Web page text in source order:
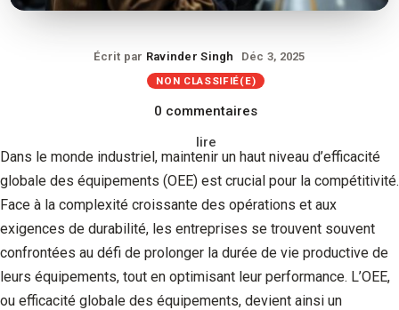
Écrit par Ravinder Singh Déc 3, 2025
NON CLASSIFIÉ(E)
0 commentaires
lire
Dans le monde industriel, maintenir un haut niveau d’efficacité
globale des équipements (OEE) est crucial pour la compétitivité.
Face à la complexité croissante des opérations et aux
exigences de durabilité, les entreprises se trouvent souvent
confrontées au défi de prolonger la durée de vie productive de
leurs équipements, tout en optimisant leur performance. L’OEE,
ou efficacité globale des équipements, devient ainsi un